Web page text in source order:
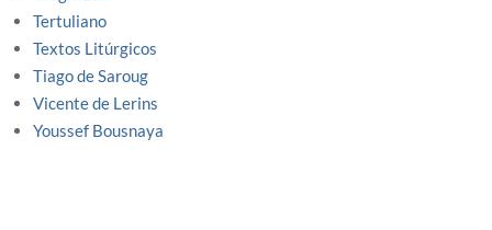
Tertuliano
Textos Litúrgicos
Tiago de Saroug
Vicente de Lerins
Youssef Bousnaya